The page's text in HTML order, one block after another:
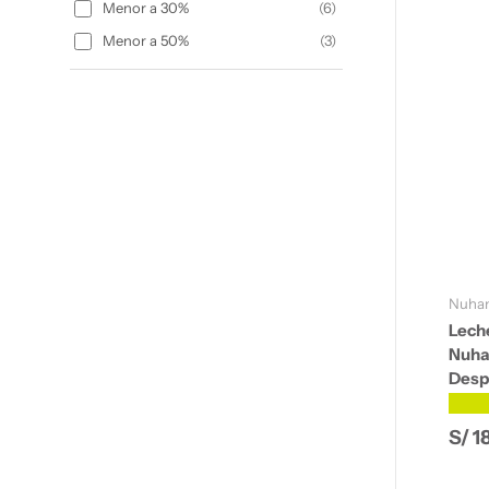
Menor a 30%
(6)
Menor a 50%
(3)
S/